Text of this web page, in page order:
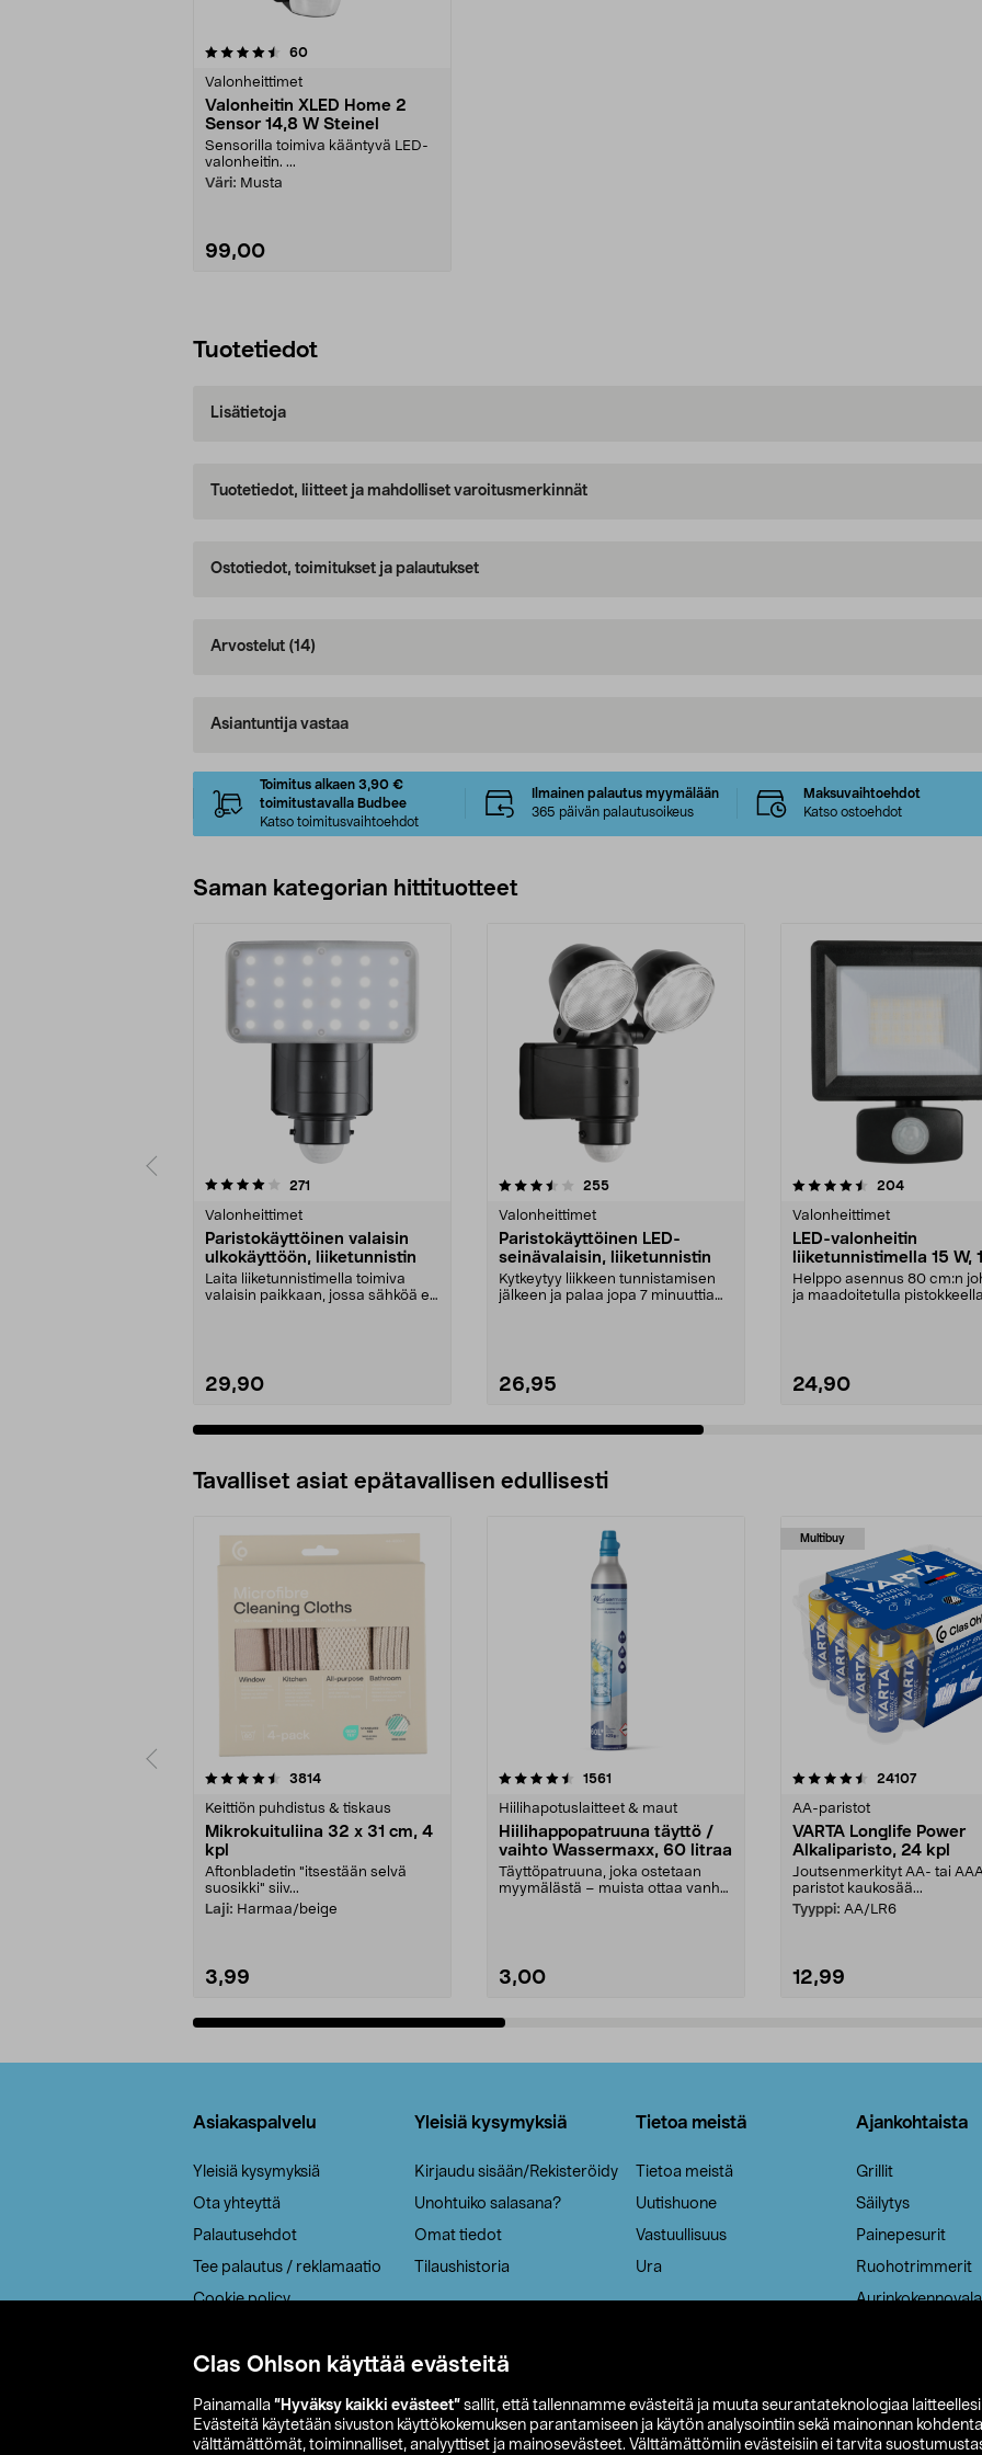
Clas Ohlson käyttää evästeitä
Painamalla ”Hyväksy kaikki evästeet” sallit, että tallennamme evästeitä ja muuta seurantateknologiaa laitteellesi
Evästeitä käytetään sivuston käyttökokemuksen parantamiseen ja käytön analysointiin sekä mainonnan
välttämättömät, toiminnalliset, analyyttiset ja mainosevästeet. Välttämättömiin evästeisiin ei tarvita
60arvostelut
Valonheittimet
Valonheitin XLED Home 2
Sensor 14,8 W Steinel
Sensorilla toimiva kääntyvä LED-
valonheitin. ...
Väri: Musta
99,00
Tuotetiedot
Lisätietoja
Tuotetiedot, liitteet ja mahdolliset varoitusmerkinnät
Ostotiedot, toimitukset ja palautukset
Arvostelut (14)
Asiantuntija vastaa
Toimitus alkaen 3,90 €
toimitustavalla Budbee
Katso toimitusvaihtoehdot
Ilmainen palautus myymälään
365 päivän palautusoikeus
Maksuvaihtoehdot
Katso ostoehdot
Saman kategorian hittituotteet
271
Valonheittimet
Paristokäyttöinen valaisin
ulkokäyttöön, liiketunnistin
Laita liiketunnistimella toimiva
valaisin paikkaan, jossa sähköä ei
29,90
3.5 viidestä
255arvostelut
Valonheittimet
Paristokäyttöinen LED-
seinävalaisin, liiketunnistin
Kytkeytyy liikkeen tunnistamisen
jälkeen ja palaa jopa 7 minuuttia
26,95
4.5 viidestä
204arvostelut
Valonheittimet
LED-valonheitin
liiketunnistimella 15 W,
lm
Helppo asennus 80 cm:n
ja maadoitetulla
24,90
4.0 viidestä
Tavalliset asiat epätavallisen edullisesti
3814arvostelut
Keittiön puhdistus & tiskaus
Mikrokuituliina 32 x 31 cm, 4
kpl
Aftonbladetin "itsestään selvä
suosikki" siiv...
Laji: Harmaa/beige
3,99
4.5viidestä
1561
Hiilihapotuslaitteet & maut
Hiilihappopatruuna täyttö /
vaihto Wassermaxx, 60 litraa
Täyttöpatruuna, joka ostetaan
myymälästä – muista ottaa vanha
3,00
Multibuy
4.5viidestä
24107arvostelut
AA-paristot
VARTA Longlife Power
Alkaliparisto, 24 kpl
Joutsenmerkityt AA- tai
paristot kaukosää...
Tyyppi: AA/LR6
12,99
4.5viidestä
Asiakaspalvelu
Yleisiä kysymyksiä
Ota yhteyttä
Palautusehdot
Tee palautus / reklamaatio
Cookie policy
Saavutettavuus
Yleisiä kysymyksiä
Kirjaudu sisään/Rekisteröidy
Unohtuiko salasana?
Omat tiedot
Tilaushistoria
Tietoa meistä
Tietoa meistä
Uutishuone
Vastuullisuus
Ura
Ajankohtaista
Grillit
Säilytys
Painepesurit
Ruohotrimmerit